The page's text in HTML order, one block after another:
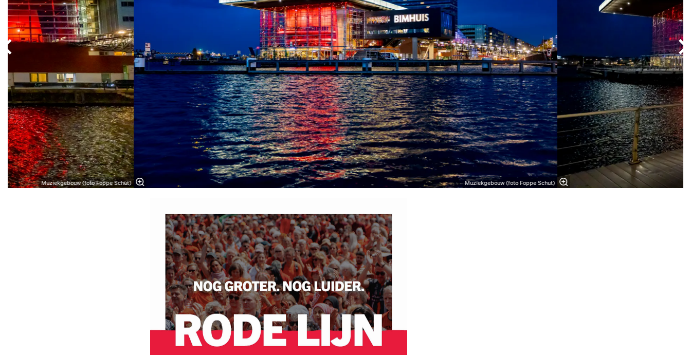
Muziekgebouw (foto Foppe Schut) Muziekgebouw (foto Foppe Schut)